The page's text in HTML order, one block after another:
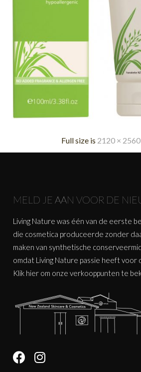
Full size is 2120 × 2560
MELD JE AAN VOOR DE
Living Nature was één van de eerste
die cosmetica produceerde zonder
maken van synthetische
omdat Living Nature passie heeft voor
Klik hier om onze verkooppunten te